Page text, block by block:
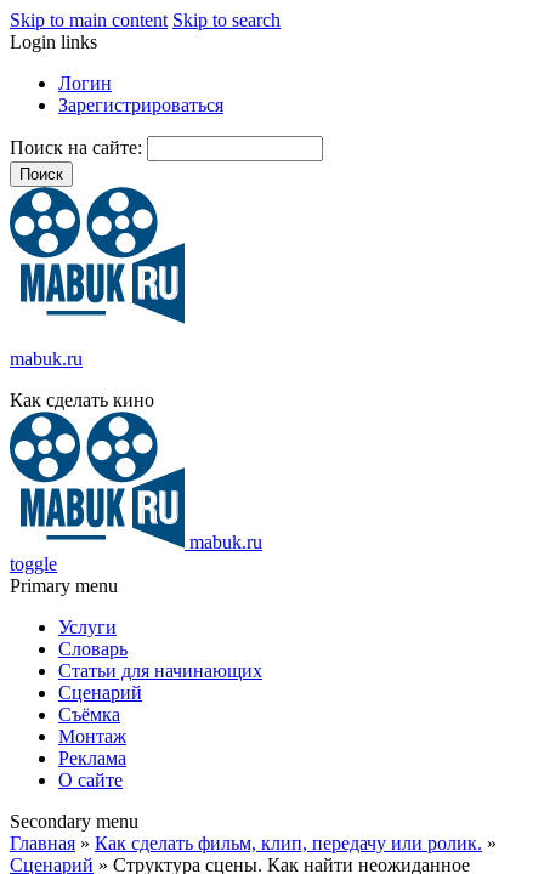
Skip to main content Skip to search
Login links
Логин
Зарегистрироваться
Поиск на сайте:
mabuk.ru
Как сделать кино
mabuk.ru
toggle
Primary menu
Услуги
Словарь
Статьи для начинающих
Сценарий
Съёмка
Монтаж
Реклама
О сайте
Secondary menu
Главная » Как сделать фильм, клип, передачу или ролик. »
Сценарий » Структура сцены. Как найти неожиданное